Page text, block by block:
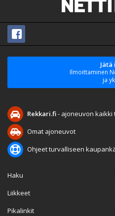
Ilmoittaminen
ja
Rekkari.fi- ajoneuvon kaikki
Omat ajoneuvot
Ohjeet turvalliseen
Haku
Liikkeet
Pikalinkit